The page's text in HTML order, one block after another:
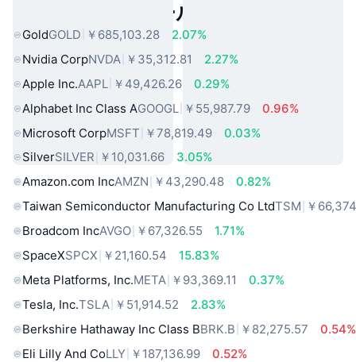
人気のリアルワールドアセット
GoldGOLD ￥685,103.28
2.07%
Nvidia CorpNVDA ￥35,312.81
2.27%
Apple Inc.AAPL ￥49,426.26
0.29%
Alphabet Inc Class AGOOGL ￥55,987.79
0.96%
Microsoft CorpMSFT ￥78,819.49
0.03%
SilverSILVER ￥10,031.66
3.05%
Amazon.com IncAMZN ￥43,290.48
0.82%
Taiwan Semiconductor Manufacturing Co LtdTSM ￥
Broadcom IncAVGO ￥67,326.55
1.71%
SpaceXSPCX ￥21,160.54
15.83%
Meta Platforms, Inc.META ￥93,369.11
0.37%
Tesla, Inc.TSLA ￥51,914.52
2.83%
Berkshire Hathaway Inc Class BBRK.B ￥82,275.57
0.54%
Eli Lilly And CoLLY ￥187,136.99
0.52%